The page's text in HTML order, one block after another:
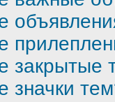
закрытые
значки